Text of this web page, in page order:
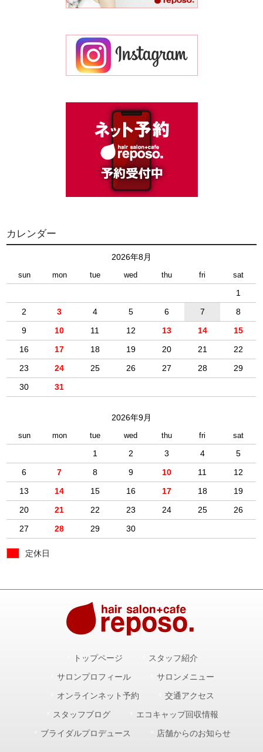
カレンダー
2026年8月
sun mon tue wed thu fri sat
1
2
3 4 5 6 7
8
9
10 11 12 13 14
15
16
17 18 19 20 21
22
23
24 25 26 27 28
29
30
31
2026年9月
sun mon tue wed thu fri sat
1 2 3 4
5
6
7 8 9 10 11
12
13
14 15 16 17 18
19
20
21 22 23 24 25
26
27
28 29 30
定休日
トップページ スタッフ紹介
サロンプロフィール サロンメニュー
オンラインネット予約 交通アクセス
スタッフブログ エコキャップ回収情報
ブライダルプロデュース 店舗からのお知らせ